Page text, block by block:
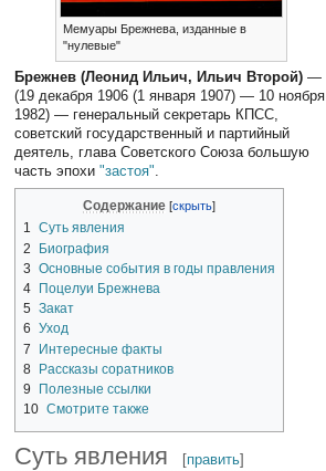
Мемуары Брежнева, изданные в
"нулевые"
Брежнев (Леонид Ильич, Ильич Второй) —
(19 декабря 1906 (1 января 1907) — 10 ноября
1982) — генеральный секретарь КПСС,
советский государственный и партийный
деятель, глава Советского Союза большую
часть эпохи"застоя".
Содержание
1
Суть явления
2
Биография
3
Основные события в годы правления
4
Поцелуи Брежнева
5 Закат
6
Уход
7
Интересные факты
8 Рассказы соратников
9
Полезные ссылки
10 Смотрите также
Суть явления [править]